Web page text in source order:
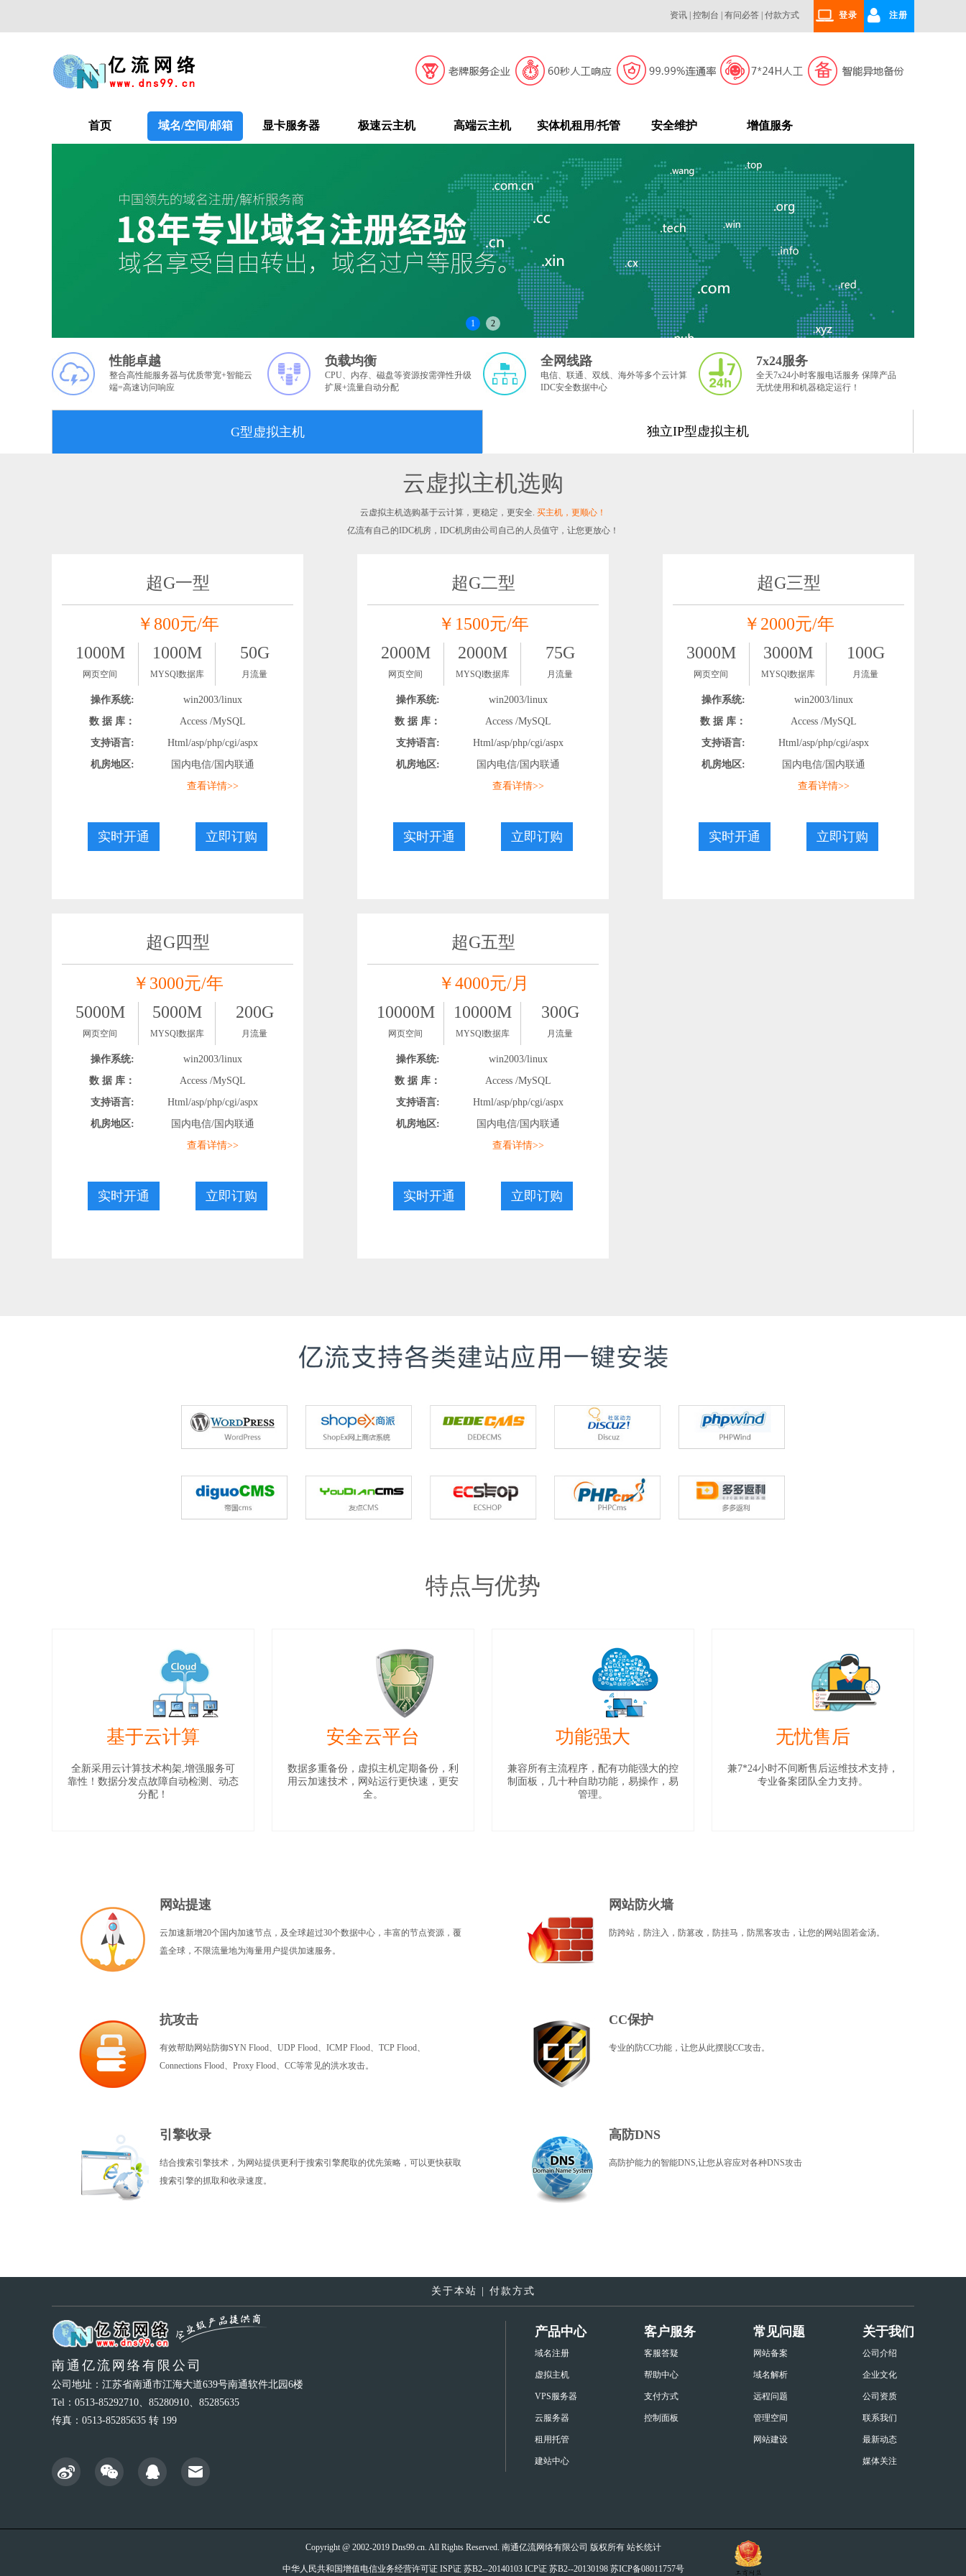
登录 注册
资讯 控制台 有问必答 付款方式
首页 域名/空间/邮箱 显卡服务器 极速云主机 高端云主机 实体机租用/托管 安全维护 增值服务
1 2
性能卓越
整合高性能服务器与优质带宽+智能云
端=高速访问响应
负载均衡
CPU、内存、磁盘等资源按需弹性升级
扩展+流量自动分配
全网线路
电信、联通、双线、海外等多个云计算
IDC安全数据中心
7x24服务
全天7x24小时客服电话服务 保障产品
无忧使用和机器稳定运行！
G型虚拟主机 独立IP型虚拟主机
云虚拟主机选购
云虚拟主机选购基于云计算，更稳定，更安全. 买主机，更顺心！
亿流有自己的IDC机房，IDC机房由公司自己的人员值守，让您更放心！
超G一型
￥800元/年
1000M
1000M 50G
网页空间 MYSQl数据库 月流量
操作系统:
win2003/linux
数 据 库：
Access /MySQL
支持语言:
Html/asp/php/cgi/aspx
机房地区:
国内电信/国内联通
查看详情>>
实时开通 立即订购
超G二型
￥1500元/年
2000M
2000M 75G
网页空间 MYSQl数据库 月流量
操作系统:
win2003/linux
数 据 库：
Access /MySQL
支持语言:
Html/asp/php/cgi/aspx
机房地区:
国内电信/国内联通
查看详情>>
实时开通 立即订购
超G三型
￥2000元/年
3000M
3000M 100G
网页空间 MYSQl数据库 月流量
操作系统:
win2003/linux
数 据 库：
Access /MySQL
支持语言:
Html/asp/php/cgi/aspx
机房地区:
国内电信/国内联通
查看详情>>
实时开通 立即订购
超G四型
￥3000元/年
5000M
5000M 200G
网页空间 MYSQl数据库 月流量
操作系统:
win2003/linux
数 据 库：
Access /MySQL
支持语言:
Html/asp/php/cgi/aspx
机房地区:
国内电信/国内联通
查看详情>>
实时开通 立即订购
超G五型
￥4000元/月
10000M
10000M 300G
网页空间 MYSQl数据库 月流量
操作系统:
win2003/linux
数 据 库：
Access /MySQL
支持语言:
Html/asp/php/cgi/aspx
机房地区:
国内电信/国内联通
查看详情>>
实时开通 立即订购
特点与优势
基于云计算
全新采用云计算技术构架,增强服务可
靠性！数据分发点故障自动检测、动态
分配！
安全云平台
数据多重备份，虚拟主机定期备份，利
用云加速技术，网站运行更快速，更安
全。
功能强大
兼容所有主流程序，配有功能强大的控
制面板，几十种自助功能，易操作，易
管理。
无忧售后
兼7*24小时不间断售后运维技术支持，
专业备案团队全力支持。
网站提速
云加速新增20个国内加速节点，及全球超过30个数据中心，丰富的节点资源，覆
盖全球，不限流量地为海量用户提供加速服务。
网站防火墙
防跨站，防注入，防篡改，防挂马，防黑客攻击，让您的网站固若金汤。
抗攻击
有效帮助网站防御SYN Flood、UDP Flood、ICMP Flood、TCP Flood、
Connections Flood、Proxy Flood、CC等常见的洪水攻击。
CC保护
专业的防CC功能，让您从此摆脱CC攻击。
引擎收录
结合搜索引擎技术，为网站提供更利于搜索引擎爬取的优先策略，可以更快获取
搜索引擎的抓取和收录速度。
高防DNS
高防护能力的智能DNS,让您从容应对各种DNS攻击
关于本站 付款方式
南通亿流网络有限公司
公司地址：江苏省南通市江海大道639号南通软件北园6楼
Tel：0513-85292710、85280910、85285635
传真：0513-85285635 转 199
产品中心
域名注册
虚拟主机
VPS服务器
云服务器
租用托管
建站中心
客户服务
客服答疑
帮助中心
支付方式
控制面板
常见问题
网站备案
域名解析
远程问题
管理空间
网站建设
关于我们
公司介绍
企业文化
公司资质
联系我们
最新动态
媒体关注
Copyright @ 2002-2019 Dns99.cn. All Rights Reserved. 南通亿流网络有限公司 版权所有 站长统计
中华人民共和国增值电信业务经营许可证 ISP证 苏B2--20140103ICP证 苏B2--20130198 苏ICP备08011757号